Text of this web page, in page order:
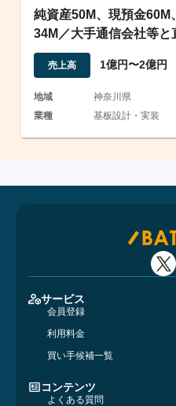
純資産50M、現預金60M
34M／大手通信会社等と
引、基板設計
売上高 1億円〜2億円
地域
神奈川県
業種
基板設計・実装
サービス
会員登録
利用料金
買い手候補一覧
コンテンツ
よくある質問